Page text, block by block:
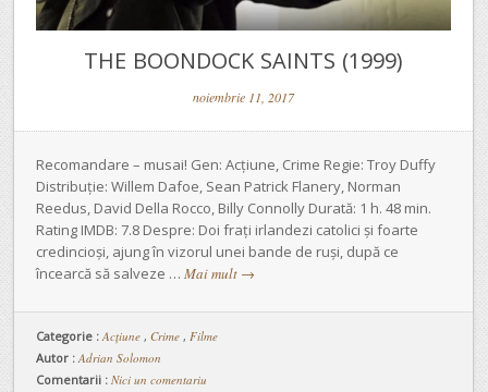
THE BOONDOCK SAINTS (1999)
noiembrie 11, 2017
Recomandare – musai! Gen: Acțiune, Crime Regie: Troy Duffy
Distribuție: Willem Dafoe, Sean Patrick Flanery, Norman
Reedus, David Della Rocco, Billy Connolly Durată: 1 h. 48 min.
Rating IMDB: 7.8 Despre: Doi frați irlandezi catolici și foarte
credincioși, ajung în vizorul unei bande de ruși, după ce
încearcă să salveze … Mai mult →
Categorie :Acţiune , Crime , Filme
Autor : Adrian Solomon
Comentarii : Nici un comentariu